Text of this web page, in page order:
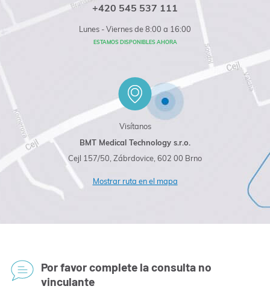
+420 545 537 111
Lunes - Viernes de 8:00 a 16:00
ESTAMOS DISPONIBLES AHORA
Visítanos
BMT Medical Technology s.r.o.
Cejl 157/50, Zábrdovice, 602 00 Brno
Mostrar ruta en el mapa
Por favor complete la consulta no
vinculante